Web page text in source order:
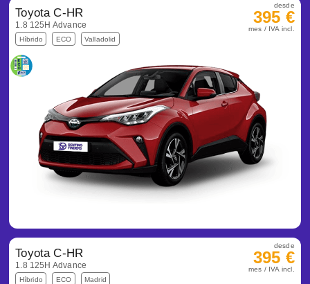
Toyota C-HR
1.8 125H Advance
Híbrido ECO Valladolid
desde
395 €
mes / IVA incl.
Toyota C-HR
1.8 125H Advance
Híbrido ECO Madrid
desde
395 €
mes / IVA incl.